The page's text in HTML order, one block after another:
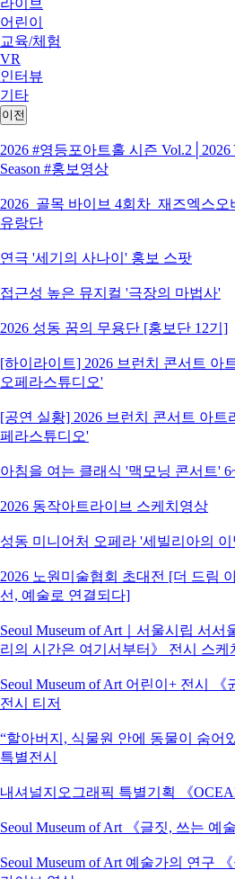
라이브
어린이
교육/체험
VR
인터뷰
기타
이전
2026 #영등포아트홀 시즌 Vol.2│2026
Season #홍보영상
2026_골목 바이브 4회차_재즈엑스오
유랑단
연극 '세기의 사나이' 홍보 스팟
접근성 높은 뮤지컬 '극장의 마법사'
2026 성동 꿈의 무용단 [홍보단 12기]
[하이라이트] 2026 브런치 콘서트 아
오페라스튜디오'
[공연 실황] 2026 브런치 콘서트 아트
페라스튜디오'
아침을 여는 클래식 '맥모닝 콘서트'
2026 동작아트라이브 스케치영상
성동 미니어처 오페라 '세빌리아의
2026 노원미술협회 초대전 [더 드림
선, 예술로 연결되다]
Seoul Museum of Art｜서울시립 서
리의 시간은 여기서부터》 전시 스케
Seoul Museum of Art 어린이+ 전시 《
전시 티저
“할아버지, 식물원 안에 동물이 숨어
특별전시
내셔널지오그래픽 특별기획 《
Seoul Museum of Art 《글짓, 쓰는 예
Seoul Museum of Art 예술가의 연구